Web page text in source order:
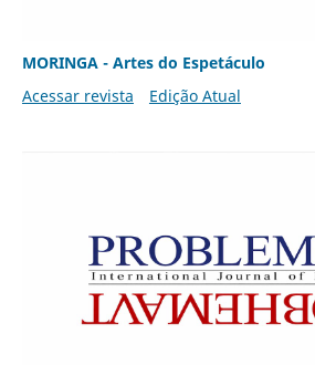
MORINGA - Artes do Espetáculo
Acessar revista
Edição Atual